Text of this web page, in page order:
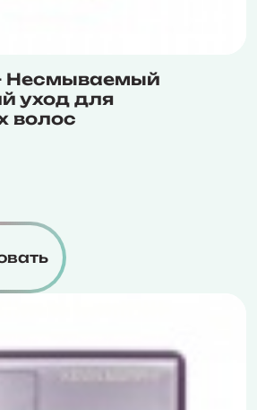
Несмываемый
уход для
волос